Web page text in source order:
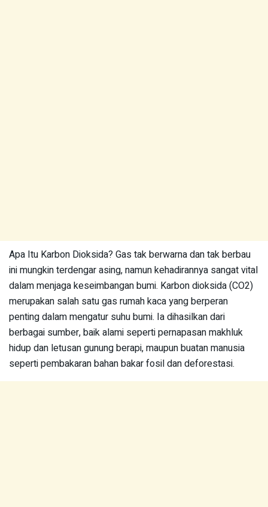
Apa Itu Karbon Dioksida? Gas tak berwarna dan tak berbau
ini mungkin terdengar asing, namun kehadirannya sangat vital
dalam menjaga keseimbangan bumi. Karbon dioksida (CO2)
merupakan salah satu gas rumah kaca yang berperan
penting dalam mengatur suhu bumi. Ia dihasilkan dari
berbagai sumber, baik alami seperti pernapasan makhluk
hidup dan letusan gunung berapi, maupun buatan manusia
seperti pembakaran bahan bakar fosil dan deforestasi.